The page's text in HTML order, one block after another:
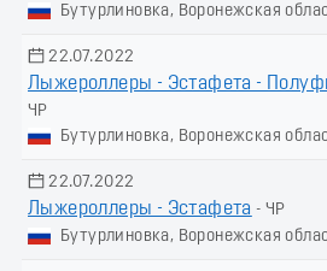
Бутурлиновка, Воронежская
22.07.2022
Лыжероллеры - Эстафета -
ЧР
Бутурлиновка, Воронежская
22.07.2022
Лыжероллеры - Эстафета - ЧР
Бутурлиновка, Воронежская